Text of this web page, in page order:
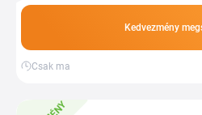
Kedvezmény
Csak ma